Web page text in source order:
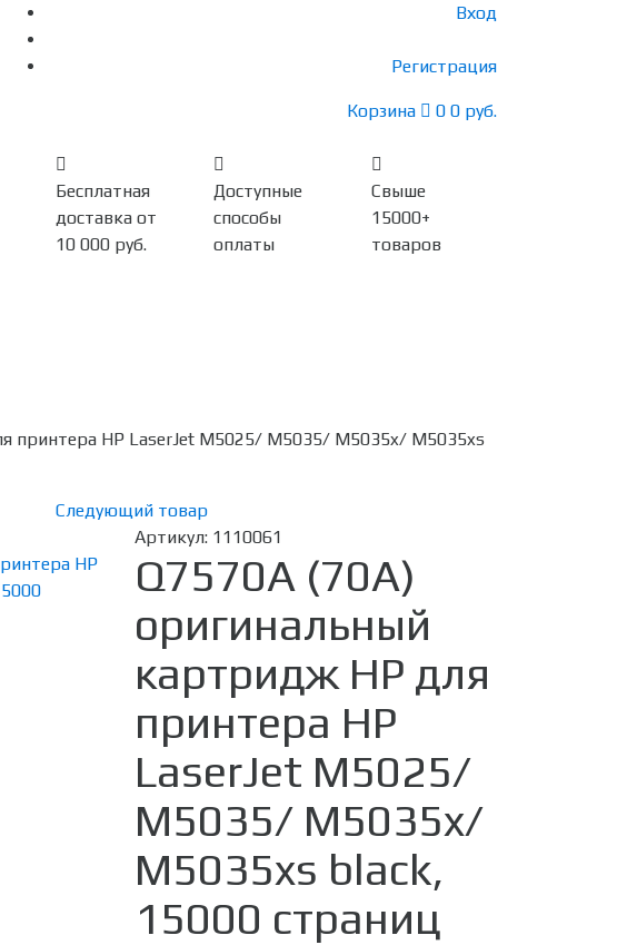
Вход
Регистрация
Корзина 0 0 руб.
Бесплатная
доставка от
10 000 руб.
Доступные
способы
оплаты
Свыше
15000+
товаров
принтера HP LaserJet M5025/ M5035/ M5035x/ M5035xs
Следующий товар
Артикул: 1110061
Q7570A (70A)
оригинальный
картридж HP для
принтера HP
LaserJet M5025/
M5035/ M5035x/
M5035xs black,
15000 страниц